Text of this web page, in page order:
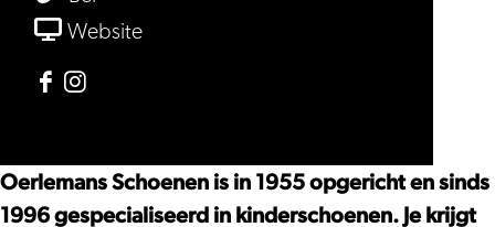
Kinderschoenen
Kinderschoenen
Websitevan
Facebook
Kinderschoenen
Instagram
Kinderschoenen
Oerlemans Schoenen is in 1955 opgericht en sinds
1996 gespecialiseerd in kinderschoenen. Je krijgt